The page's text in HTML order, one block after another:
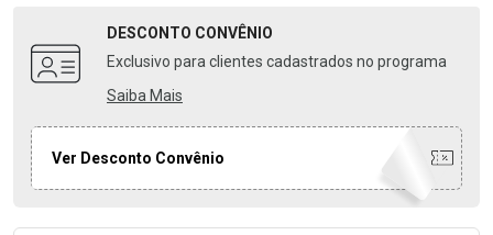
DESCONTO CONVÊNIO
Exclusivo para clientes cadastrados no programa
Saiba Mais
Ver Desconto Convênio